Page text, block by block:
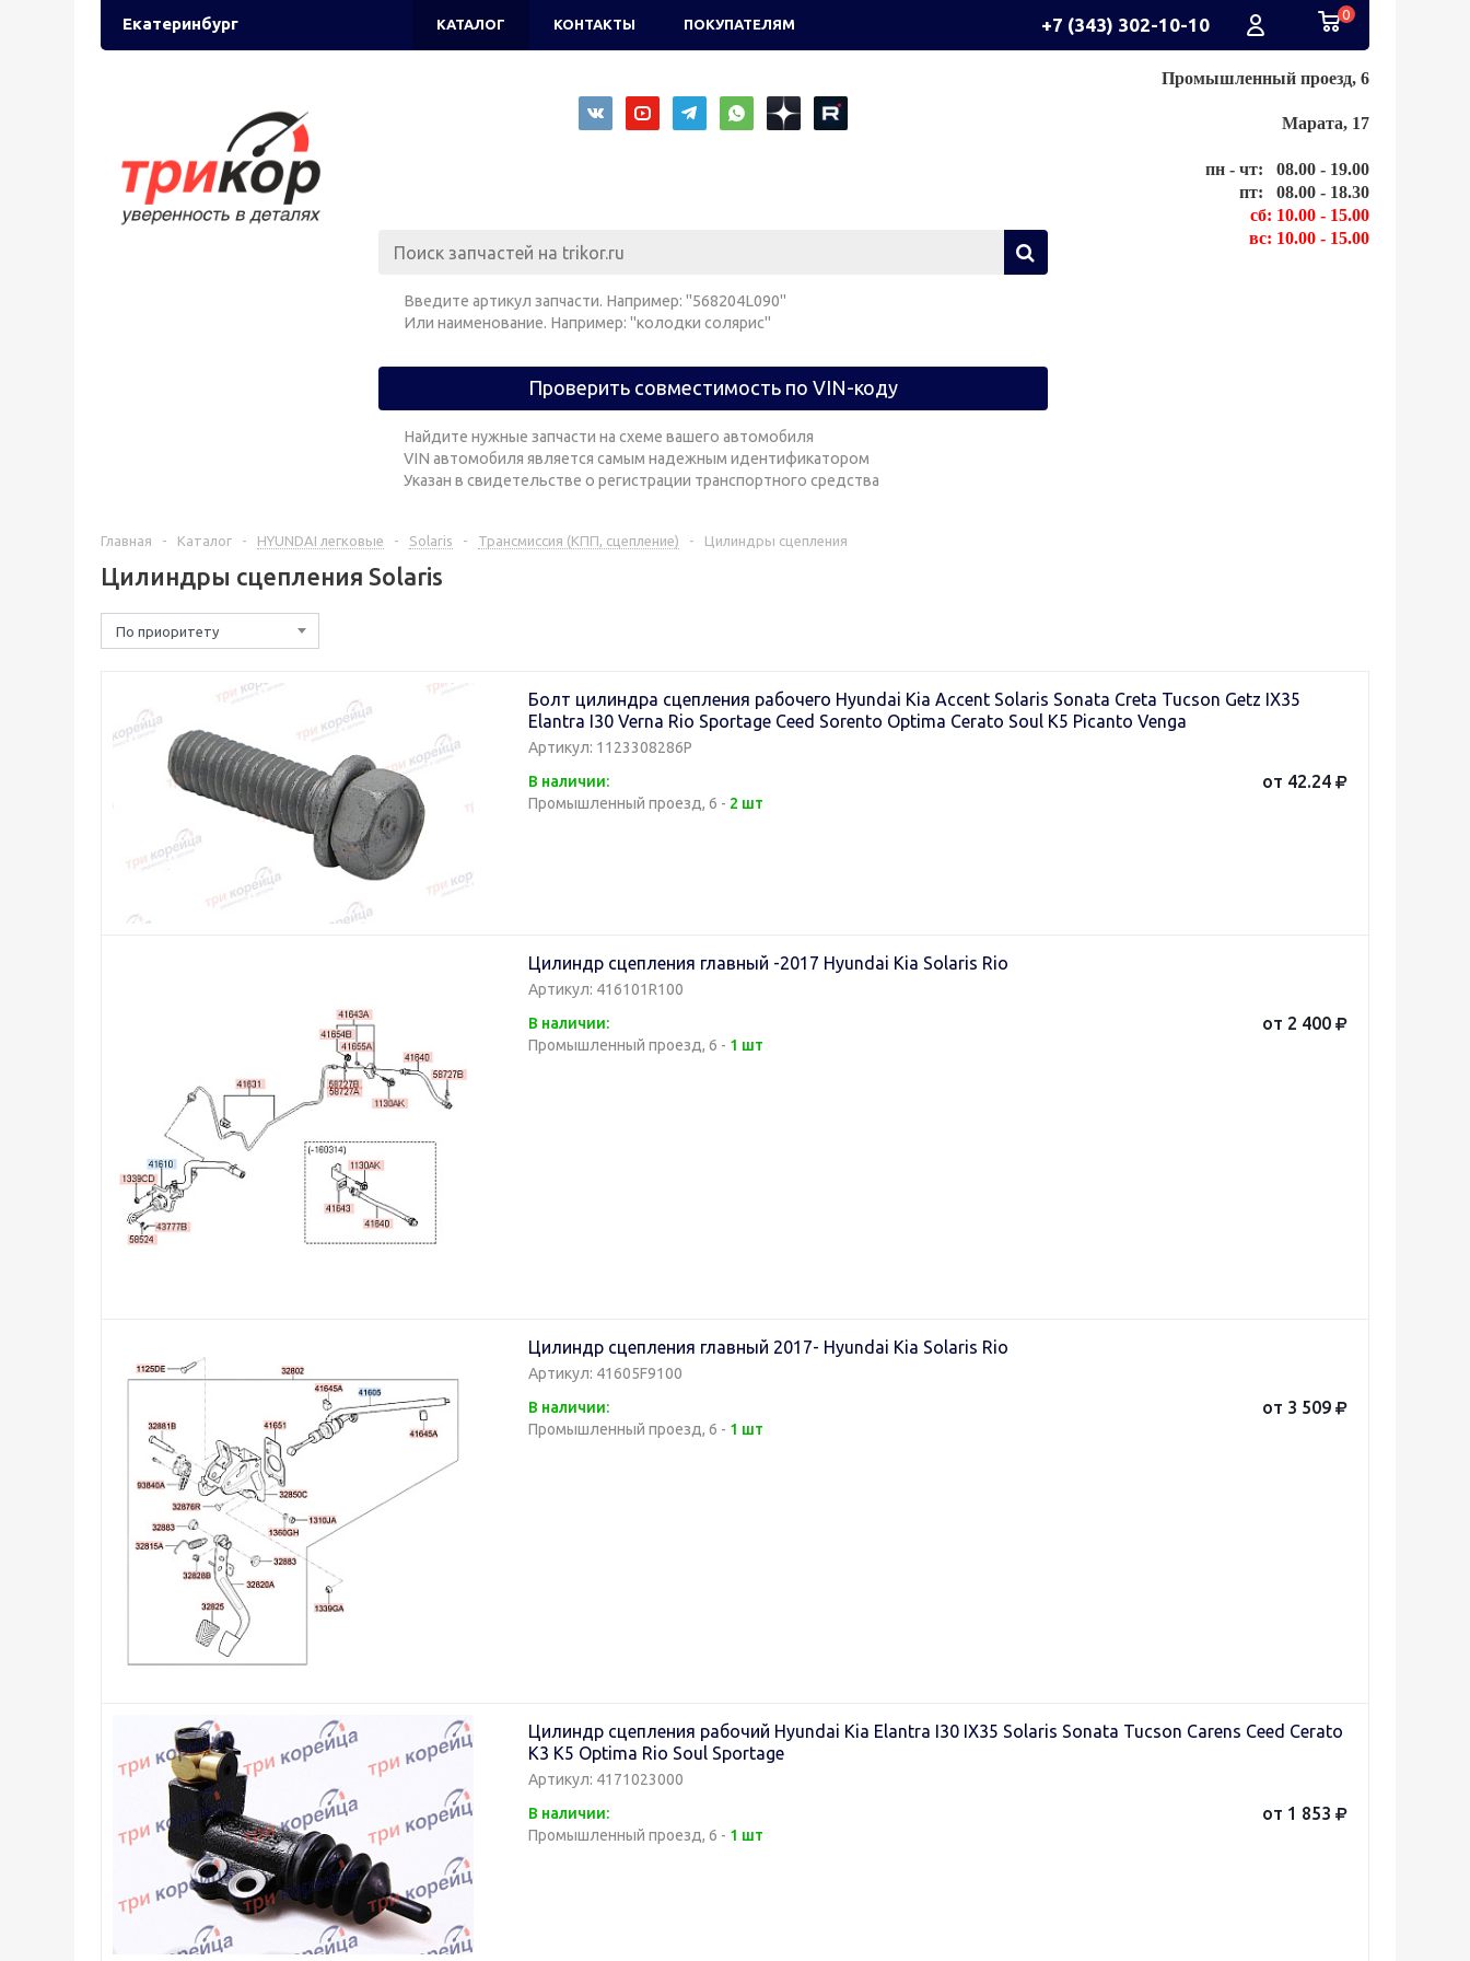
+7 (343) 302-10-10 0
Екатеринбург КАТАЛОГ КОНТАКТЫ ПОКУПАТЕЛЯМ
Введите артикул запчасти. Например: "568204L090"
Или наименование. Например: "колодки солярис"
Проверить совместимость по VIN-коду
Найдите нужные запчасти на схеме вашего автомобиля
VIN автомобиля является самым надежным идентификатором
Указан в свидетельстве о регистрации транспортного средства
Промышленный проезд, 6
Марата, 17
пн - чт: 08.00 - 19.00
пт: 08.00 - 18.30
сб: 10.00 - 15.00
вс: 10.00 - 15.00
Главная - Каталог - HYUNDAI легковые - Solaris - Трансмиссия (КПП, сцепление) - Цилиндры сцепления
Цилиндры сцепления Solaris
По приоритету
Болт цилиндра сцепления рабочего Hyundai Kia Accent Solaris Sonata Creta Tucson Getz IX35
Elantra I30 Verna Rio Sportage Ceed Sorento Optima Cerato Soul K5 Picanto Venga
Артикул: 1123308286P
В наличии:
Промышленный проезд, 6 - 2 шт
от 42.24
Цилиндр сцепления главный -2017 Hyundai Kia Solaris Rio
Артикул: 416101R100
В наличии:
Промышленный проезд, 6 - 1 шт
от 2 400
Цилиндр сцепления главный 2017- Hyundai Kia Solaris Rio
Артикул: 41605F9100
В наличии:
Промышленный проезд, 6 - 1 шт
от 3 509
Цилиндр сцепления рабочий Hyundai Kia Elantra I30 IX35 Solaris Sonata Tucson Carens Ceed Cerato
K3 K5 Optima Rio Soul Sportage
Артикул: 4171023000
В наличии:
Промышленный проезд, 6 - 1 шт
от 1 853